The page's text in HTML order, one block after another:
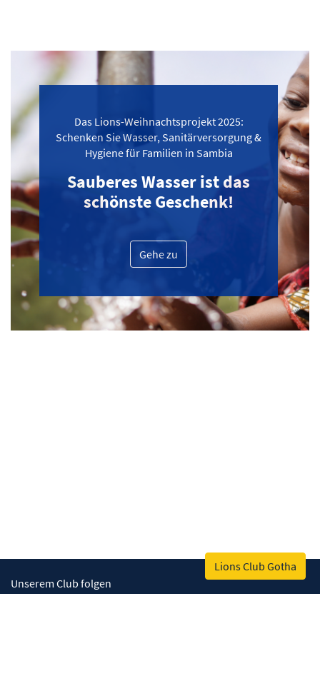
Lions Club Gotha
Das Lions-Weihnachtsprojekt 2025:
Schenken Sie Wasser, Sanitärversorgung &
Hygiene für Familien in Sambia
Sauberes Wasser ist das
schönste Geschenk!
Gehe zu
Unserem Club folgen